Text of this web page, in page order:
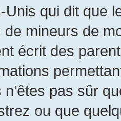
Unis qui dit que
de mineurs de
écrit des
pas sûr
ou que